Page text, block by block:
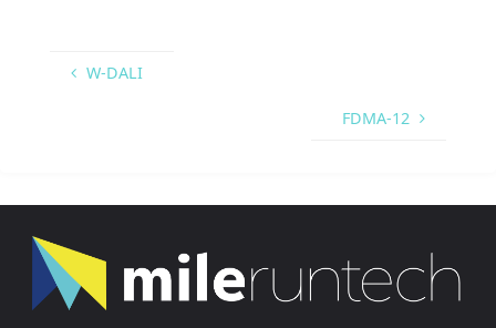
W-DALI
FDMA-12